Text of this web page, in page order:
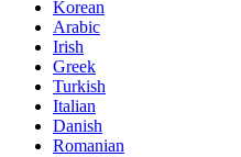
Korean
Arabic
Irish
Greek
Turkish
Italian
Danish
Romanian